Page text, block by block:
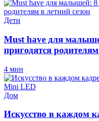
Дети
Must have для
пригодятся
4 мин
Дом
Искусство в каждом